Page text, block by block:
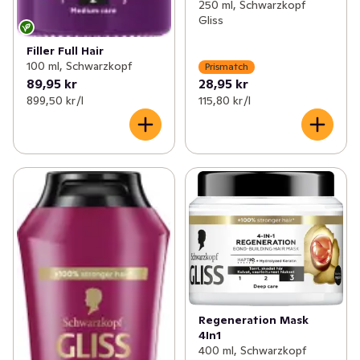
Filler Full Hair
100 ml, Schwarzkopf
89,95 kr
899,50 kr /l
250 ml, Schwarzkopf
Gliss
Prismatch
28,95 kr
115,80 kr /l
Regeneration Mask
4In1
400 ml, Schwarzkopf